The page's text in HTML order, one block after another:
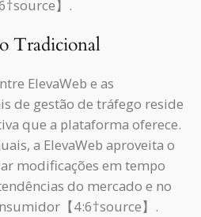
】.
Tradicional
ElevaWeb e as
de gestão de tráfego reside
que a plataforma oferece.
a ElevaWeb aproveita o
modificações em tempo
do mercado e no
【4:6†source】.